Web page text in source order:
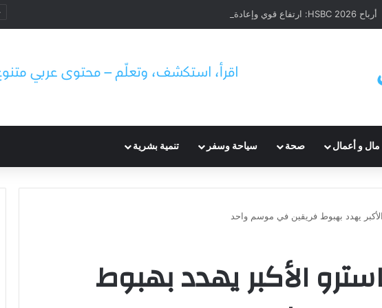
أرباح HSBC 2026: ارتفاع قوي وإعادة شراء أسهم
مال و أعمال صحة سياحة وسفر تنمية بشرية
يهدد بهبوط فريقين في موسم واحد
الأكبر يهدد بهبوط